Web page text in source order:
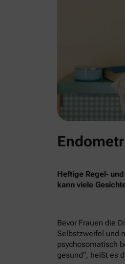
Heftige Regel-
kann viele
Bevor Frauen die
Selbstzweifel und
psychosomatisch
gesund“, heißt es